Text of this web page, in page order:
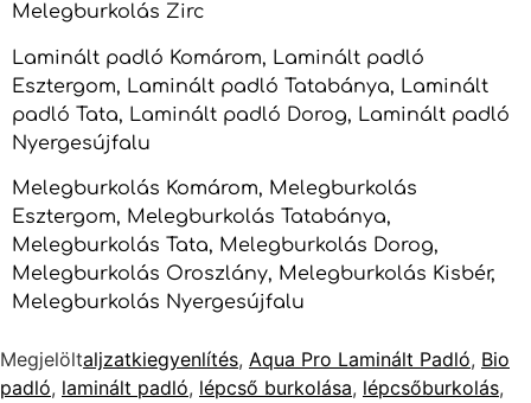
Melegburkolás Zirc
Laminált padló Komárom, Laminált padló
Esztergom, Laminált padló Tatabánya, Laminált
padló Tata, Laminált padló Dorog, Laminált padló
Nyergesújfalu
Melegburkolás Komárom, Melegburkolás
Esztergom, Melegburkolás Tatabánya,
Melegburkolás Tata, Melegburkolás Dorog,
Melegburkolás Oroszlány, Melegburkolás Kisbér,
Melegburkolás Nyergesújfalu
Megjelöltaljzatkiegyenlítés, Aqua Pro Laminált Padló, Bio
padló, laminált padló, lépcső burkolása, lépcsőburkolás,